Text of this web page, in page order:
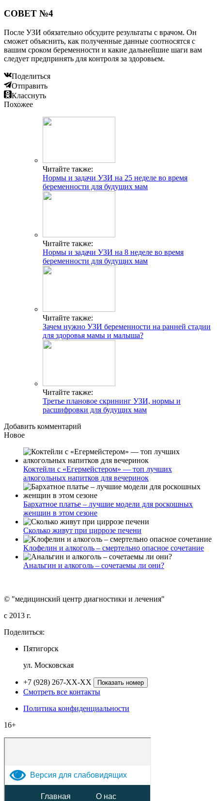
СОВЕТ №4
После УЗИ обязательно обсудите результаты с врачом. Он
сможет объяснить, как полученные данные соотносятся с
вашим сроком беременности и какие дальнейшие шаги вам
следует предпринять для контроля за здоровьем.
Поделиться
Отправить
Класснуть
Похожее
Читайте также:
Нормы и задачи УЗИ на 25 неделе во время
беременности для будущих мам
Читайте также:
Нормы и задачи УЗИ на 8 неделе во время
беременности для будущих мам
Читайте также:
Зачем нужно УЗИ беременности на ранней стадии
для здоровья мамы и малыша?
Читайте также:
Третье плановое скрининг УЗИ, нормы и
расшифровки для будущих мам
Добавить комментарий
Новое
Коктейли с «Егермейстером» — топ лучших
алкогольных напитков для вечеринок
Бархатное платье – лучшие модели для роскошных
женщин в этом сезоне
Сколько живут при циррозе печени
Клофелин и алкоголь – смертельно опасное сочетание
Анальгин и алкоголь – сочетаемы ли они?
© "медицинский центр диагностики и лечения"
c 2013 г.
Поделиться:
Пятигорск
ул. Московская
+7 (928) 267-XX-XX Показать номер
Смотреть все контакты
Политика конфиденциальности
16+